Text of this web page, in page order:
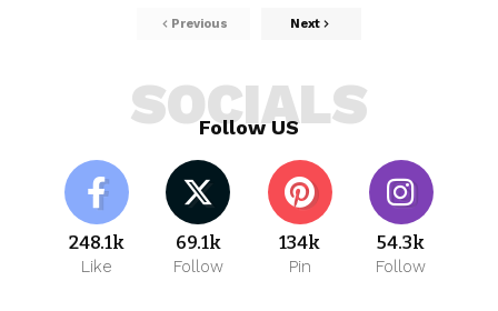
Previous Next
Follow US
SOCIALS
248.1k
Like
69.1k
Follow
134k
Pin
54.3k
Follow